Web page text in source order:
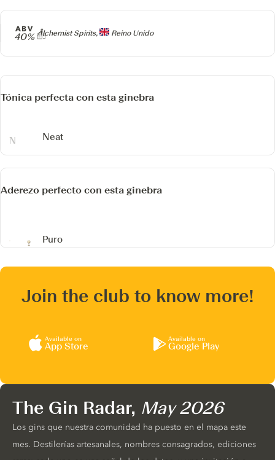
Producer
Alchemist Spirits, Reino Unido
ABV
40%
Tónica perfecta con esta ginebra
Neat
Aderezo perfecto con esta ginebra
Puro
Join the club to know more!
Available on
App Store
Available on
Google Play
The Gin Radar, May 2026
Los gins que nuestra comunidad ha puesto en el mapa este
mes. Destilerías artesanales, nombres consagrados, ediciones